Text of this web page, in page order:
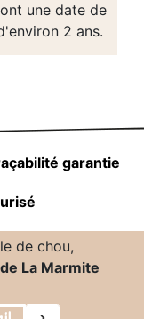
une date de
2 ans.
garantie
de chou,
La Marmite